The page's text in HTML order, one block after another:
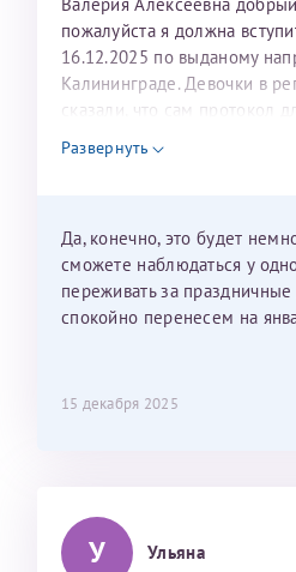
пожалуйста я должна
16.12.2025 по выданому
Калининграде. Девочки в
сказали, что сам протокол
недель и 3 недели я должна
Можно мне новый год
Развернуть
Да, конечно, это будет
сможете наблюдаться у
переживать за
спокойно перенесем на
15 декабря 2025
У Ульяна